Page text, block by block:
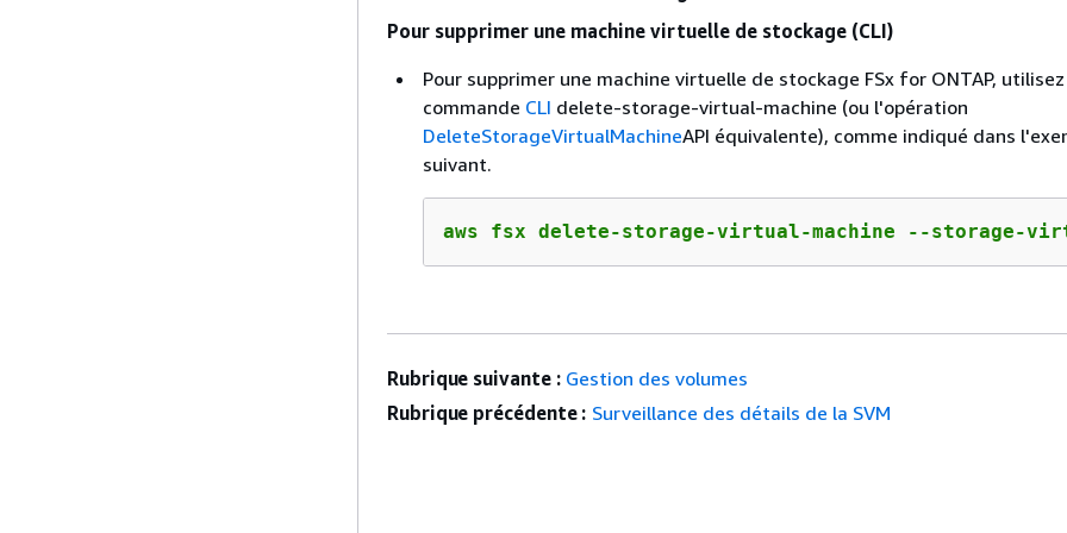
Pour supprimer une machine virtuelle de stockage (CLI)
Pour supprimer une machine virtuelle de stockage FSx for ONTAP,
commande CLI delete-storage-virtual-machine (ou l'opération
DeleteStorageVirtualMachineAPI équivalente), comme indiqué dans
suivant.
aws fsx delete-storage-virtual-machine --storage-
Rubrique suivante : Gestion des volumes
Rubrique précédente : Surveillance des détails de la SVM